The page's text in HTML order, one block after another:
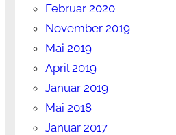
Februar 2020
November 2019
Mai 2019
April 2019
Januar 2019
Mai 2018
Januar 2017